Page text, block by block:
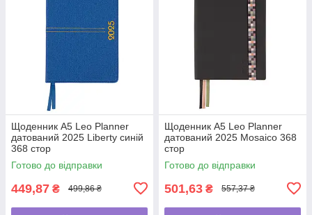
Щоденник А5 Leo Planner
датований 2025 Liberty синій
368 стор
Готово до відправки
449,87 ₴ 499,86 ₴
Щоденник А5 Leo Planner
датований 2025 Mosaico 368
стор
Готово до відправки
501,63 ₴ 557,37 ₴